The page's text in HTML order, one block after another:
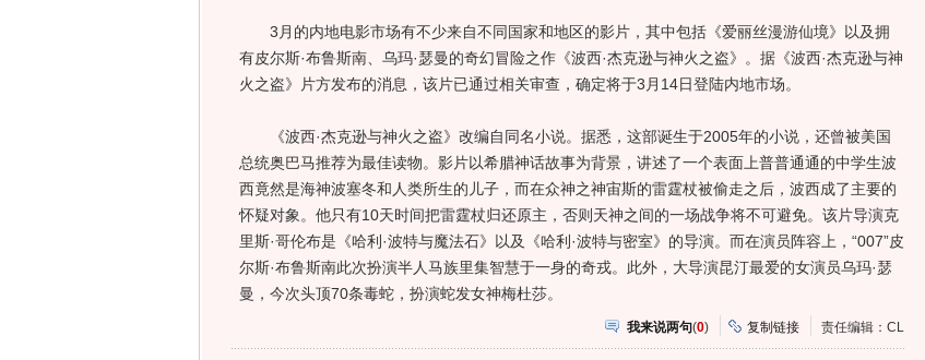
3月的内地电影市场有不少来自不同国家和地区的影片，其中包括《爱丽丝漫游仙境》以及拥
有皮尔斯·布鲁斯南、乌玛·瑟曼的奇幻冒险之作《波西·杰克逊与神火之盗》。据《波西·杰克逊与神
火之盗》片方发布的消息，该片已通过相关审查，确定将于3月14日登陆内地市场。
《波西·杰克逊与神火之盗》改编自同名小说。据悉，这部诞生于2005年的小说，还曾被美国
总统奥巴马推荐为最佳读物。影片以希腊神话故事为背景，讲述了一个表面上普普通通的中学生波
西竟然是海神波塞冬和人类所生的儿子，而在众神之神宙斯的雷霆杖被偷走之后，波西成了主要的
怀疑对象。他只有10天时间把雷霆杖归还原主，否则天神之间的一场战争将不可避免。该片导演克
里斯·哥伦布是《哈利·波特与魔法石》以及《哈利·波特与密室》的导演。而在演员阵容上，“007”皮
尔斯·布鲁斯南此次扮演半人马族里集智慧于一身的奇戎。此外，大导演昆汀最爱的女演员乌玛·瑟
曼，今次头顶70条毒蛇，扮演蛇发女神梅杜莎。
我来说两句(0) 复制链接 责任编辑：CL